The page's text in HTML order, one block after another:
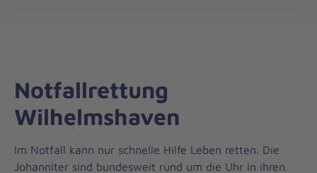
Notfallrettung
Wilhelmshaven
Im Notfall kann nur schnelle Hilfe Leben retten. Die
Johanniter sind bundesweit rund um die Uhr in ihren